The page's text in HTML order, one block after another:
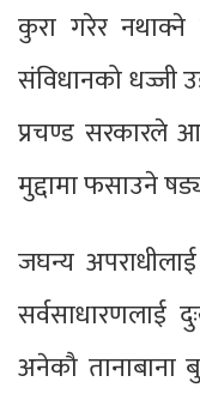
कुरा गरेर
संविधानको धज्जी
प्रचण्ड सरकारले
मुद्दामा फसाउने
जघन्य
सर्वसाधारणलाई
अनेकौ तानाबाना